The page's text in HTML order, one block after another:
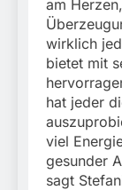
am
wirklich
bietet mit
hat jeder
viel
gesunder
sagt